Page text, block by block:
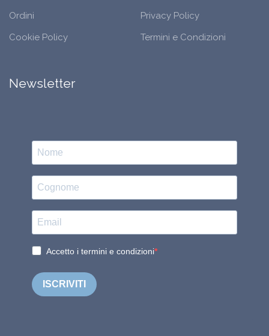
Ordini
Privacy Policy
Cookie Policy
Termini e Condizioni
Newsletter
Accetto i termini e condizioni
ISCRIVITI